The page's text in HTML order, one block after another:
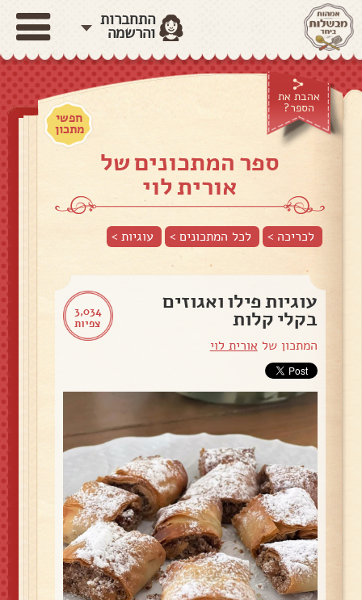
התחברות
והרשמה
אהבת את
הספר?
חפשי
מתכון
ספר המתכונים של
אורית לוי
לכריכה > לכל המתכונים > עוגיות>
3,034
צפיות
עוגיות פילו ואגוזים
בקלי קלות
המתכון של אורית לוי